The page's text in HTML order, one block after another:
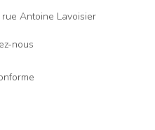
Antoine Lavoisier
nous